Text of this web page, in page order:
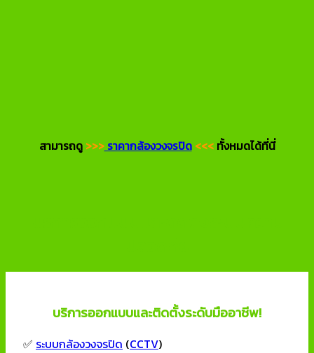
สามารถดู >>>ราคากล้องวงจรปิด <<<ทั้งหมดได้ที่นี่
บริการออกแบบและติดตั้งระดับมืออาชีพ!
✅ ระบบกล้องวงจรปิด (CCTV)